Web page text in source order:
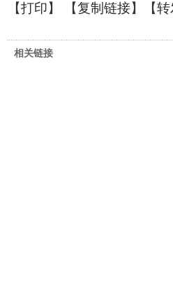
【打印】 【复制链接】【转
相关链接